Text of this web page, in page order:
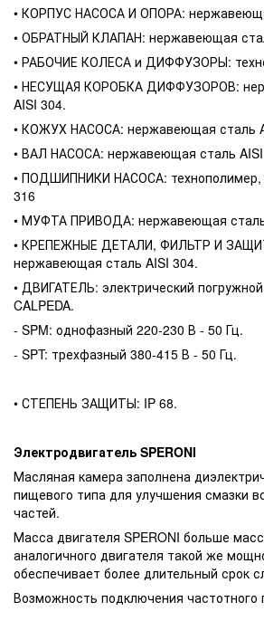
• КОРПУС НАСОСА И ОПОРА:
• ОБРАТНЫЙ КЛАПАН: нержавеющая
• РАБОЧИЕ КОЛЕСА и ДИФФУЗОРЫ:
• НЕСУЩАЯ КОРОБКА ДИФФУЗОРОВ:
AISI 304.
• КОЖУХ НАСОСА: нержавеющая сталь
• ВАЛ НАСОСА: нержавеющая сталь
• ПОДШИПНИКИ НАСОСА: технополимер,
316
• МУФТА ПРИВОДА: нержавеющая
• КРЕПЕЖНЫЕ ДЕТАЛИ, ФИЛЬТР И
нержавеющая сталь AISI 304.
• ДВИГАТЕЛЬ: электрический
CALPEDA.
- SPM: однофазный 220-230 В - 50 Гц.
- SPT: трехфазный 380-415 В - 50 Гц.
• СТЕПЕНЬ ЗАЩИТЫ: IP 68.
Электродвигатель SPERONI
Масляная камера заполнена
пищевого типа для улучшения смазки
частей.
Масса двигателя SPERONI больше
аналогичного двигателя такой же
обеспечивает более длительный срок
Возможность подключения частотного